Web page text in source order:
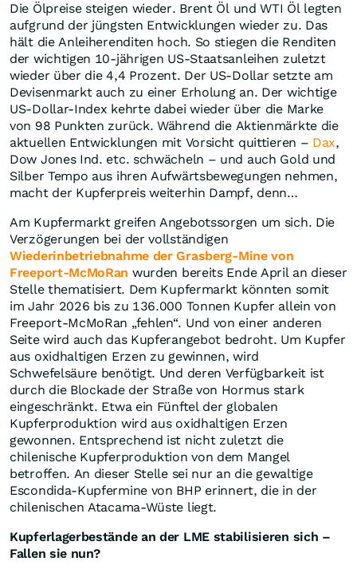
Die Ölpreise steigen wieder. Brent Öl und WTI Öl legten
aufgrund der jüngsten Entwicklungen wieder zu. Das
hält die Anleiherenditen hoch. So stiegen die Renditen
der wichtigen 10-jährigen US-Staatsanleihen zuletzt
wieder über die 4,4 Prozent. Der US-Dollar setzte am
Devisenmarkt auch zu einer Erholung an. Der wichtige
US-Dollar-Index kehrte dabei wieder über die Marke
von 98 Punkten zurück. Während die Aktienmärkte die
aktuellen Entwicklungen mit Vorsicht quittieren – Dax,
Dow Jones Ind. etc. schwächeln – und auch Gold und
Silber Tempo aus ihren Aufwärtsbewegungen nehmen,
macht der Kupferpreis weiterhin Dampf, denn…
Am Kupfermarkt greifen Angebotssorgen um sich. Die
Verzögerungen bei der vollständigen
Wiederinbetriebnahme der Grasberg-Mine von
Freeport-McMoRan wurden bereits Ende April an dieser
Stelle thematisiert. Dem Kupfermarkt könnten somit
im Jahr 2026 bis zu 136.000 Tonnen Kupfer allein von
Freeport-McMoRan „fehlen“. Und von einer anderen
Seite wird auch das Kupferangebot bedroht. Um Kupfer
aus oxidhaltigen Erzen zu gewinnen, wird
Schwefelsäure benötigt. Und deren Verfügbarkeit ist
durch die Blockade der Straße von Hormus stark
eingeschränkt. Etwa ein Fünftel der globalen
Kupferproduktion wird aus oxidhaltigen Erzen
gewonnen. Entsprechend ist nicht zuletzt die
chilenische Kupferproduktion von dem Mangel
betroffen. An dieser Stelle sei nur an die gewaltige
Escondida-Kupfermine von BHP erinnert, die in der
chilenischen Atacama-Wüste liegt.
Kupferlagerbestände an der LME stabilisieren sich –
Fallen sie nun?